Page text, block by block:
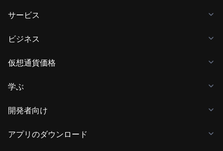
サービス
ビジネス
仮想通貨価格
学ぶ
開発者向け
アプリのダウンロード